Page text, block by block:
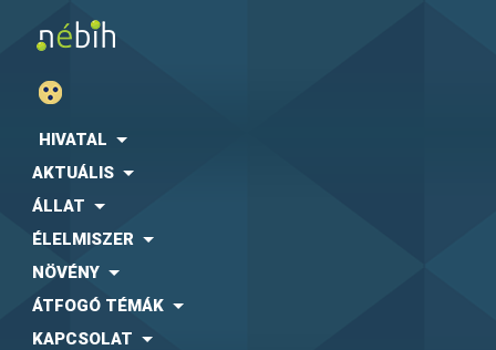
HIVATAL
AKTUÁLIS
ÁLLAT
ÉLELMISZER
NÖVÉNY
ÁTFOGÓ TÉMÁK
KAPCSOLAT